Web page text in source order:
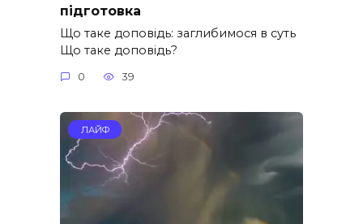
підготовка
Що таке доповідь: заглибимося в суть
Що таке доповідь?
0 39
ЛАЙФ